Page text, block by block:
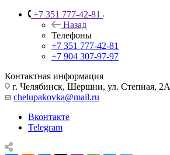
+7 351 777-42-81
Назад
Телефоны
+7 351 777-42-81
+7 904 307-97-97
Контактная информация
г. Челябинск, Шершни, ул. Степная, 2А
chelupakovka@mail.ru
Вконтакте
Telegram